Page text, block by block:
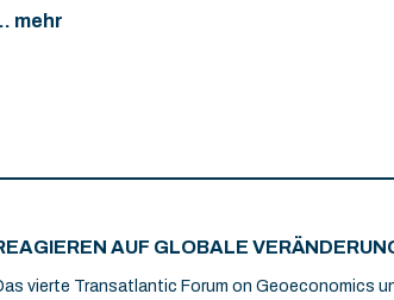
mehr
AUF GLOBALE
vierte Transatlantic Forum on Geoeconomics